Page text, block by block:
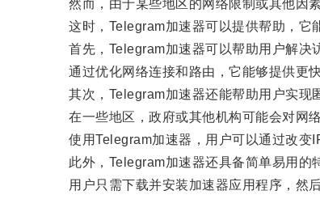
然而，由于某些地区的网络限制或其他因素
这时，Telegram加速器可以提供帮助，它能
首先，Telegram加速器可以帮助用户解决访
通过优化网络连接和路由，它能够提供更快
其次，Telegram加速器还能帮助用户实现匿
在一些地区，政府或其他机构可能会对网络
使用Telegram加速器，用户可以通过改变IP
此外，Telegram加速器还具备简单易用的
用户只需下载并安装加速器应用程序，然后